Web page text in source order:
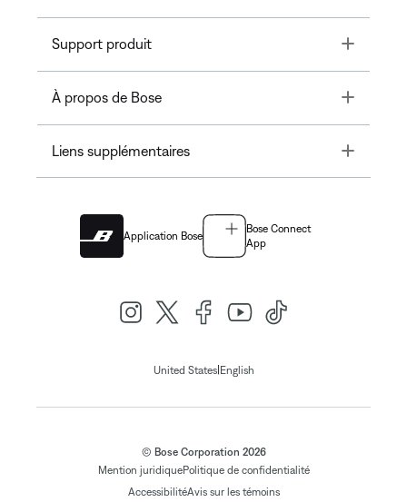
Support produit Toggle
À propos de Bose Toggle
Liens supplémentaires Toggle
Application Bose
Bose Connect
App
United States| English
© Bose Corporation 2026
Mention juridiquePolitique de confidentialité
AccessibilitéAvis sur les témoins